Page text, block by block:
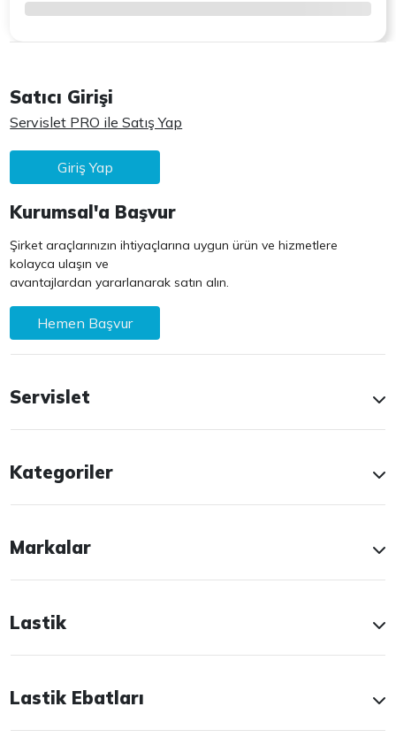
Satıcı Girişi
Servislet PRO ile Satış Yap
Giriş Yap
Kurumsal'a Başvur
Şirket araçlarınızın ihtiyaçlarına uygun ürün ve hizmetlere
kolayca ulaşın ve
avantajlardan yararlanarak satın alın.
Hemen Başvur
Servislet
Kategoriler
Markalar
Lastik
Lastik Ebatları